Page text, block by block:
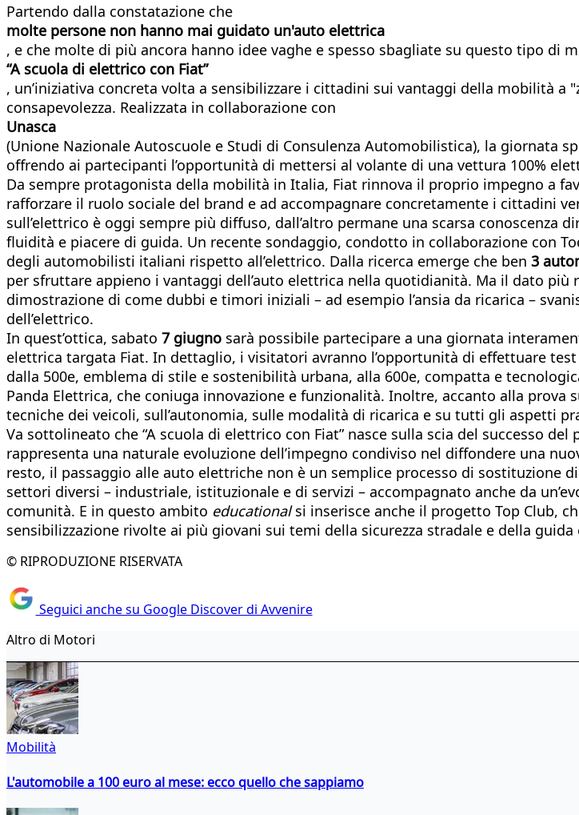
Partendo dalla constatazione che
molte persone non hanno mai guidato un'auto elettrica
, e che molte di più ancora hanno idee vaghe e spesso sbagliate su questo tipo di
“A scuola di elettrico con Fiat”
, un’iniziativa concreta volta a sensibilizzare i cittadini sui vantaggi della mobilità
consapevolezza. Realizzata in collaborazione con
Unasca
(Unione Nazionale Autoscuole e Studi di Consulenza Automobilistica), la giornata
offrendo ai partecipanti l’opportunità di mettersi al volante di una vettura 100%
Da sempre protagonista della mobilità in Italia, Fiat rinnova il proprio impegno a
rafforzare il ruolo sociale del brand e ad accompagnare concretamente i cittadini
sull’elettrico è oggi sempre più diffuso, dall’altro permane una scarsa
fluidità e piacere di guida. Un recente sondaggio, condotto in collaborazione con
degli automobilisti italiani rispetto all’elettrico. Dalla ricerca emerge che ben 3
per sfruttare appieno i vantaggi dell’auto elettrica nella quotidianità. Ma il dato più
dimostrazione di come dubbi e timori iniziali – ad esempio l’ansia da ricarica –
dell’elettrico.
In quest’ottica, sabato 7 giugno sarà possibile partecipare a una giornata
elettrica targata Fiat. In dettaglio, i visitatori avranno l’opportunità di effettuare
dalla 500e, emblema di stile e sostenibilità urbana, alla 600e, compatta e
Panda Elettrica, che coniuga innovazione e funzionalità. Inoltre, accanto alla
tecniche dei veicoli, sull’autonomia, sulle modalità di ricarica e su tutti gli aspetti
Va sottolineato che “A scuola di elettrico con Fiat” nasce sulla scia del successo
rappresenta una naturale evoluzione dell’impegno condiviso nel diffondere una
resto, il passaggio alle auto elettriche non è un semplice processo di sostituzione
settori diversi – industriale, istituzionale e di servizi – accompagnato anche da
comunità. E in questo ambito educationalsi inserisce anche il progetto Top Club,
sensibilizzazione rivolte ai più giovani sui temi della sicurezza stradale e della guida
© RIPRODUZIONE RISERVATA
Seguici anche su Google Discover di Avvenire
Altro di Motori
Mobilità
L'automobile a 100 euro al mese: ecco quello che sappiamo